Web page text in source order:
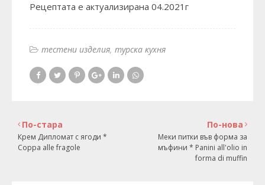
Рецептата е актуализирана 04.2021г
тестени изделия турска кухня
По-нова
Меки питки във форма за
мъфини * Panini all'olio in
forma di muffin
По-стара
Крем Дипломат с ягоди *
Coppa alle fragole